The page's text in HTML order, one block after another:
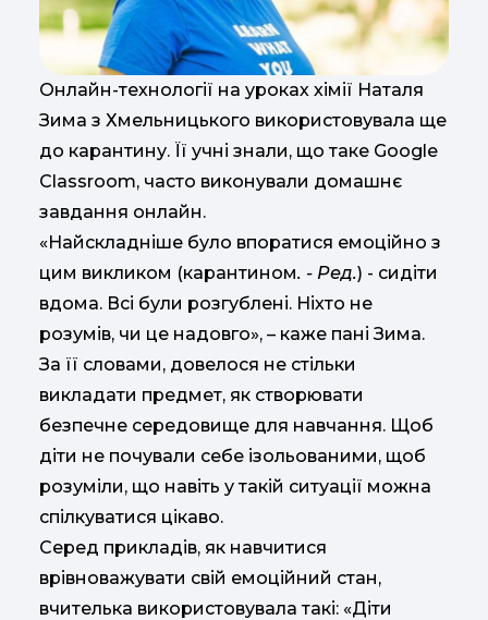
Онлайн-технології на уроках хімії Наталя
Зима з Хмельницького використовувала ще
до карантину. Її учні знали, що таке Google
Сlassroom, часто виконували домашнє
завдання онлайн.
«Найскладніше було впоратися емоційно з
цим викликом (карантином. - Ред.) - сидіти
вдома. Всі були розгублені. Ніхто не
розумів, чи це надовго», – каже пані Зима.
За її словами, довелося не стільки
викладати предмет, як створювати
безпечне середовище для навчання. Щоб
діти не почували себе ізольованими, щоб
розуміли, що навіть у такій ситуації можна
спілкуватися цікаво.
Серед прикладів, як навчитися
врівноважувати свій емоційний стан,
вчителька використовувала такі: «Діти